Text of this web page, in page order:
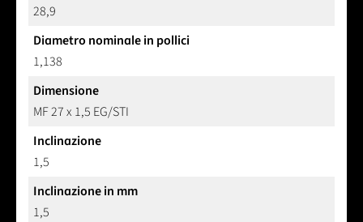
28,9
Diametro nominale in pollici
1,138
Dimensione
MF 27 x 1,5 EG/STI
Inclinazione
1,5
Inclinazione in mm
1,5